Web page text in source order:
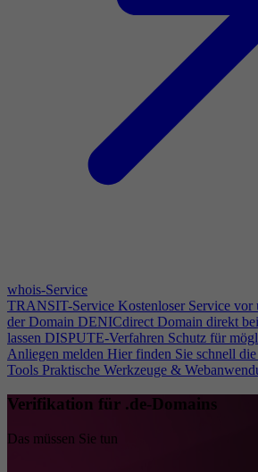
whois-Service
TRANSIT-Service Kostenloser Service
der Domain DENICdirect Domain direkt
lassen DISPUTE-Verfahren Schutz für
Anliegen melden Hier finden Sie schnell
Tools Praktische Werkzeuge &
Verifikation für .de-Domains
Das müssen Sie tun